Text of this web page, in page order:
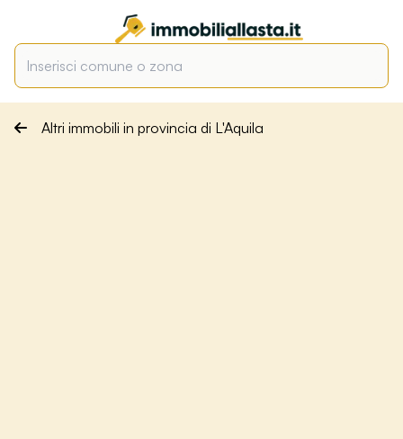
Altri immobili in provincia di L'Aquila